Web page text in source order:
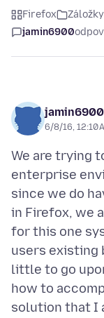
Firefox Záložky
jamin6900
jamin6900
6/8/16, 12:10
We are trying
enterprise
since we do
in Firefox, we
for this one
users existing
little to go
how to
solution that I